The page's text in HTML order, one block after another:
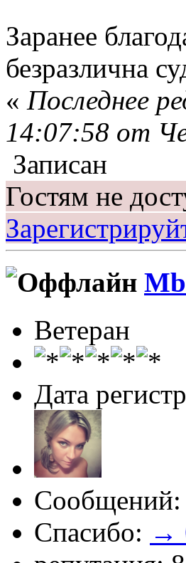
Заранее
безразлична
« Последнее
14:07:58 от
Записан
Гостям не
Ветеран
Дата
Сообщений:
Спасибо: →